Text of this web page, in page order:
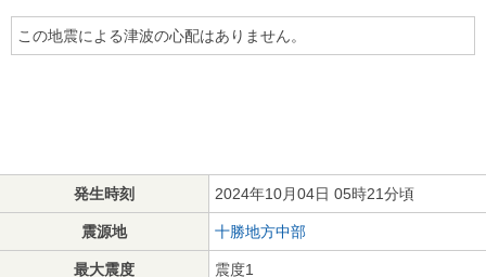
この地震による津波の心配はありません。
発生時刻 2024年10月04日 05時21分頃
震源地 十勝地方中部
最大震度 震度1